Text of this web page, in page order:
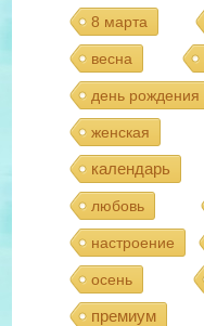
8 марта
весна
день рождения
женская
календарь
любовь
настроение
осень
премиум